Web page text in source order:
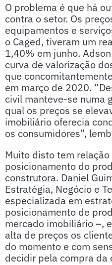
O problema é que há
contra o setor. Os
equipamentos e
o Caged, tiveram um
1,40% em junho.
curva de valorização
que
em março de 2020.
civil manteve-se numa
qual os preços se
imobiliário oferecia
os consumidores”,
Muito disto tem
posicionamento do
construtora. Daniel
Estratégia, Negócio e
especializada em
posicionamento de
mercado imobiliário –,
alta de preços os
do momento e com
decidir pela compra da